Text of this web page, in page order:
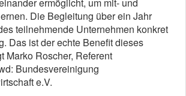
Die Begleitung über ein Jahr
teilnehmende Unternehmen konkret
Das ist der echte Benefit dieses
Marko Roscher, Referent
Bundesvereinigung
e.V.